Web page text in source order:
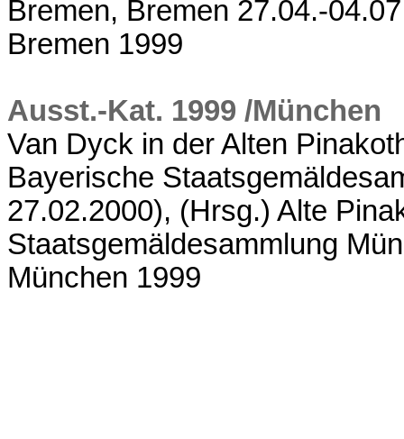
Bremen, Bremen 27.04.-
Bremen 1999
Ausst.-Kat. 1999 /München
Van Dyck in der Alten
Bayerische
27.02.2000), (Hrsg.) Alte
Staatsgemäldesammlung
München 1999